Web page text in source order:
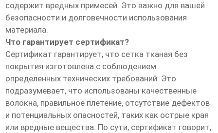
содержит вредных примесей. Это важно для вашей
безопасности и долговечности использования
материала.
Что гарантирует сертификат?
Сертификат гарантирует, что сетка тканая без
покрытия изготовлена с соблюдением
определенных технических требований. Это
подразумевает, что использованы качественные
волокна, правильное плетение, отсутствие дефектов
и потенциальных опасностей, таких как острые края
или вредные вещества. По сути, сертификат говорит,